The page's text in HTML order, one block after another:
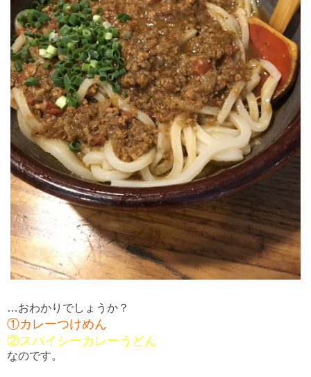
…おわかりでしょうか？
①カレーつけめん
②スパイシーカレーうどん
なのです。